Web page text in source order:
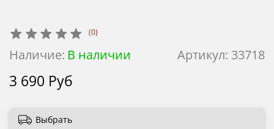
(0)
Артикул: 33718
Наличие: В наличии
3 690 Руб
Выбрать